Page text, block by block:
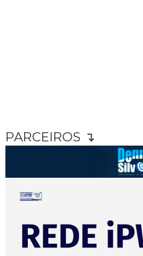
PARCEIROS ↴